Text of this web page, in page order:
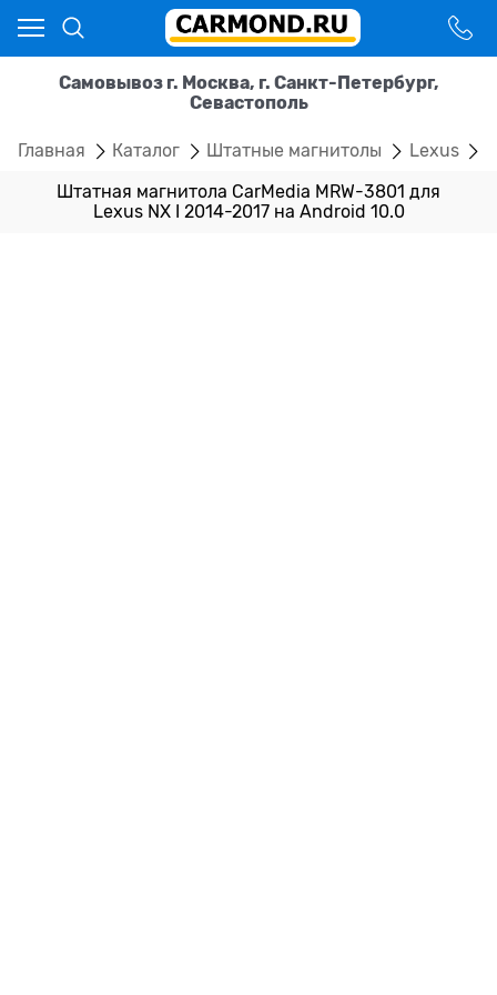
Самовывоз г. Москва, г. Санкт-Петербург,
Севастополь
Главная Каталог Штатные магнитолы Lexus
Штатная магнитола CarMedia MRW-3801 для
Lexus NX I 2014-2017 на Android 10.0